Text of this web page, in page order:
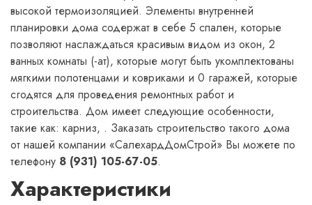
высокой термоизоляцией. Элементы внутренней
планировки дома содержат в себе 5 спален, которые
позволяют наслаждаться красивым видом из окон, 2
ванных комнаты (-ат), которые могут быть укомплектованы
мягкими полотенцами и ковриками и 0 гаражей, которые
сгодятся для проведения ремонтных работ и
строительства. Дом имеет следующие особенности,
такие как: карниз, . Заказать строительство такого дома
от нашей компании «СалехардДомСтрой» Вы можете по
телефону 8 (931) 105-67-05.
Характеристики